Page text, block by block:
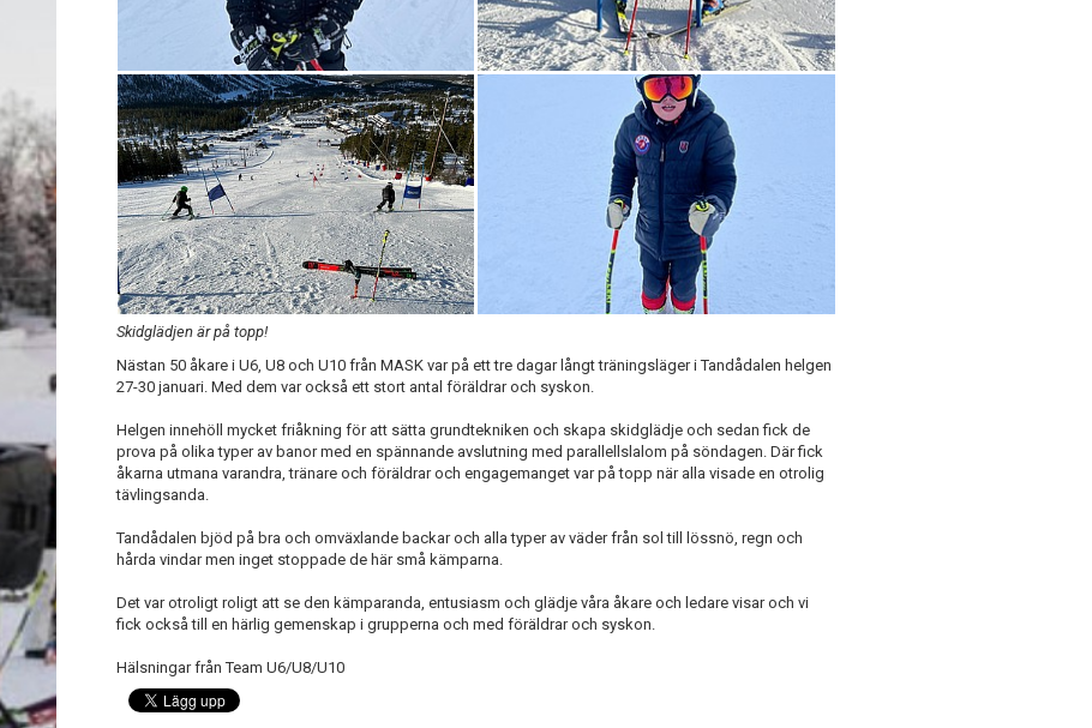
Skidglädjen är på topp!
Nästan 50 åkare i U6, U8 och U10 från MASK var på ett tre dagar långt träningsläger i Tandådalen helgen
27-30 januari. Med dem var också ett stort antal föräldrar och syskon.
Helgen innehöll mycket friåkning för att sätta grundtekniken och skapa skidglädje och sedan fick de
prova på olika typer av banor med en spännande avslutning med parallellslalom på söndagen. Där fick
åkarna utmana varandra, tränare och föräldrar och engagemanget var på topp när alla visade en otrolig
tävlingsanda.
Tandådalen bjöd på bra och omväxlande backar och alla typer av väder från sol till lössnö, regn och
hårda vindar men inget stoppade de här små kämparna.
Det var otroligt roligt att se den kämparanda, entusiasm och glädje våra åkare och ledare visar och vi
fick också till en härlig gemenskap i grupperna och med föräldrar och syskon.
Hälsningar från Team U6/U8/U10